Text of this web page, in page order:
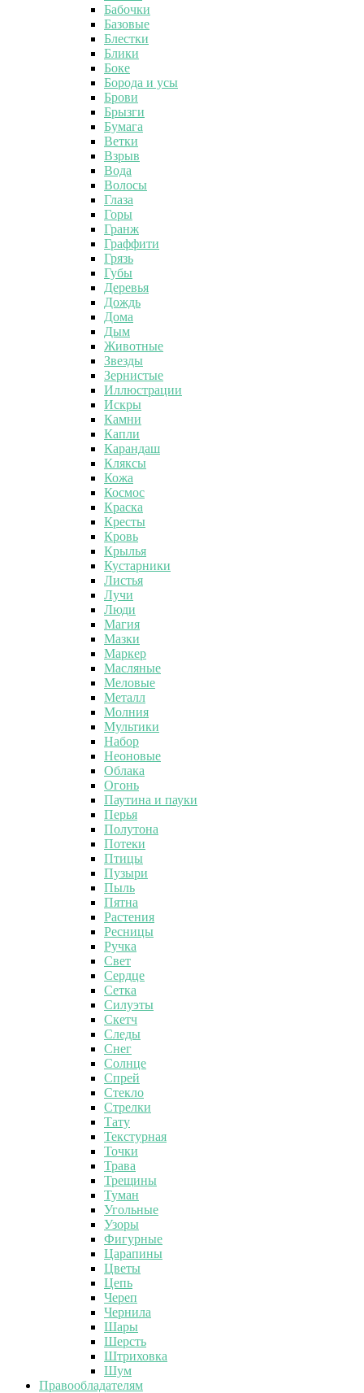
Бабочки
Базовые
Блестки
Блики
Боке
Борода и усы
Брови
Брызги
Бумага
Ветки
Взрыв
Вода
Волосы
Глаза
Горы
Гранж
Граффити
Грязь
Губы
Деревья
Дождь
Дома
Дым
Животные
Звезды
Зернистые
Иллюстрации
Искры
Камни
Капли
Карандаш
Кляксы
Кожа
Космос
Краска
Кресты
Кровь
Крылья
Кустарники
Листья
Лучи
Люди
Магия
Мазки
Маркер
Масляные
Меловые
Металл
Молния
Мультики
Набор
Неоновые
Облака
Огонь
Паутина и пауки
Перья
Полутона
Потеки
Птицы
Пузыри
Пыль
Пятна
Растения
Ресницы
Ручка
Свет
Сердце
Сетка
Силуэты
Скетч
Следы
Снег
Солнце
Спрей
Стекло
Стрелки
Тату
Текстурная
Точки
Трава
Трещины
Туман
Угольные
Узоры
Фигурные
Царапины
Цветы
Цепь
Череп
Чернила
Шары
Шерсть
Штриховка
Шум
Правообладателям